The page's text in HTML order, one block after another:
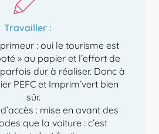
Travailler :
: oui le tourisme est
» au papier et l’effort de
dur à réaliser. Donc à
PEFC et Imprim’vert bien
sûr.
: mise en avant des
que la voiture : c’est